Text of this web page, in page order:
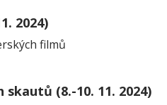
2024)
filmů
(8.-10. 11. 2024)